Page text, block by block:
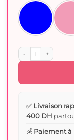
quantité de
✅ Livraison
400 DH
💰 Paiement à